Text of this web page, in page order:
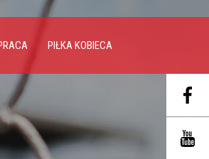
PIŁKA KOBIECA